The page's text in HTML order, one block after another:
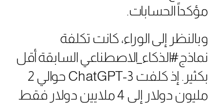
مؤكداً الحسابات.
وبالنظر إلى الوراء، كانت تكلفة
نماذج#الذكاء_الاصطناعي السابقة أقل
بكثير. إذ كلفت ChatGPT-3 حوالي 2
مليون دولار إلى 4 ملايين دولار فقط